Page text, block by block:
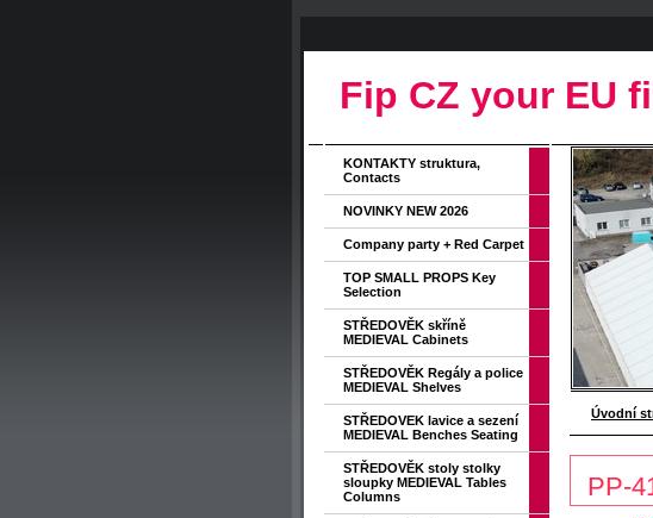
Fip CZ your EU
Úvodní
PP-
KONTAKTY struktura,
Contacts
NOVINKY NEW 2026
Company party + Red Carpet
TOP SMALL PROPS Key
Selection
STŘEDOVĚK skříně
MEDIEVAL Cabinets
STŘEDOVĚK Regály a police
MEDIEVAL Shelves
STŘEDOVEK lavice a sezení
MEDIEVAL Benches Seating
STŘEDOVĚK stoly stolky
sloupky MEDIEVAL Tables
Columns